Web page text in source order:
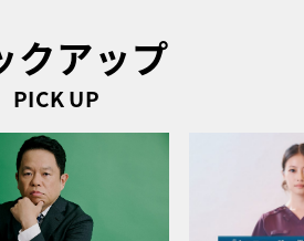
クアップ
PICK UP